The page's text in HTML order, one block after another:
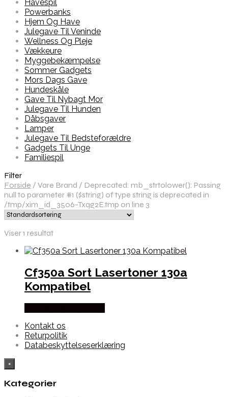
Havespil
Powerbanks
Hjem Og Have
Julegave Til Veninde
Wellness Og Pleje
Vækkeure
Myggebekæmpelse
Sommer Gadgets
Mors Dags Gave
Hundeskåle
Gave Til Nybagt Mor
Julegave Til Hunden
Dåbsgaver
Lamper
Julegave Til Bedsteforældre
Gadgets Til Unge
Familiespil
Filter
Forside / Vare Brand / Deprecated: mb_strtolower(): Passing
null to parameter #1 ($string) of type string is deprecated in
/tmp/xim_id_3506-Txqg2E.tmp on line 3
Viser 1 resultat
Cf350a Sort Lasertoner 130a
Kompatibel
Kontakt os
Returpolitik
Databeskyttelseserklæring
×
Kategorier